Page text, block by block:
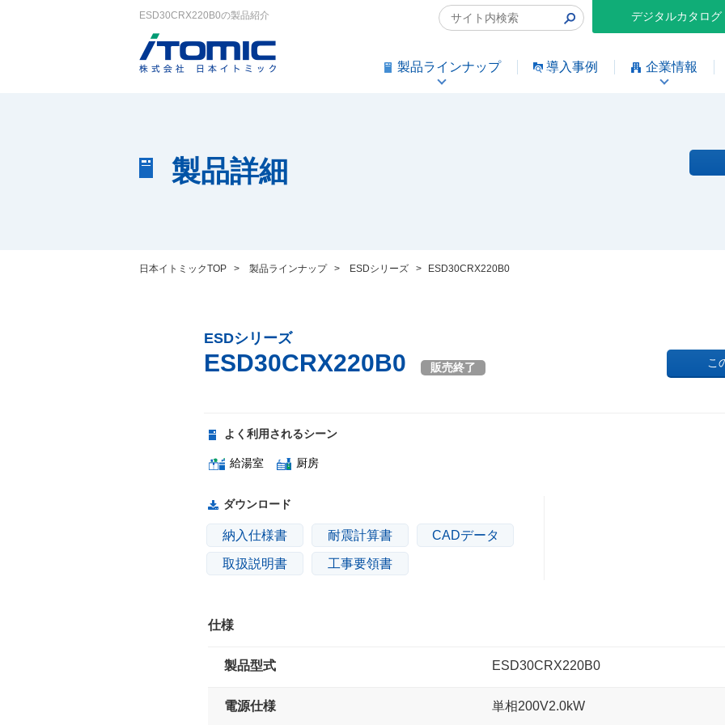
デジタルカタログ
ESD30CRX220B0の製品紹介
製品ラインナップ 導入事例 企業情報
製品詳細
日本イトミックTOP > 製品ラインナップ > ESDシリーズ > ESD30CRX220B0
ESDシリーズ
ESD30CRX220B0 販売終了 こ
よく利用されるシーン
給湯室 厨房
ダウンロード
納入仕様書 耐震計算書 CADデータ
取扱説明書 工事要領書
仕様
製品型式 ESD30CRX220B0
電源仕様 単相200V2.0kW